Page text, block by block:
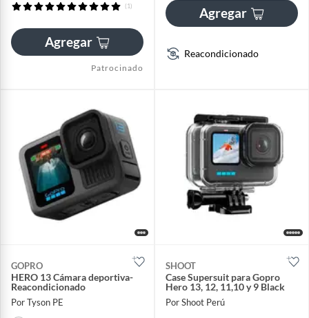
(1)
Agregar
Patrocinado
Agregar
Reacondicionado
GOPRO
HERO 13 Cámara deportiva-
Reacondicionado
Por Tyson PE
SHOOT
Case Supersuit para Gopro
Hero 13, 12, 11,10 y 9 Black
Por Shoot Perú